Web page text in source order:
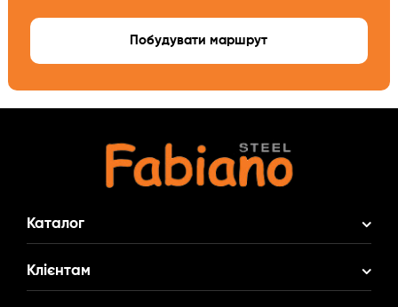
Побудувати маршрут
Каталог
Акційні Комплекти
Клієнтам